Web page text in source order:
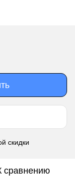
скидки
сравнению